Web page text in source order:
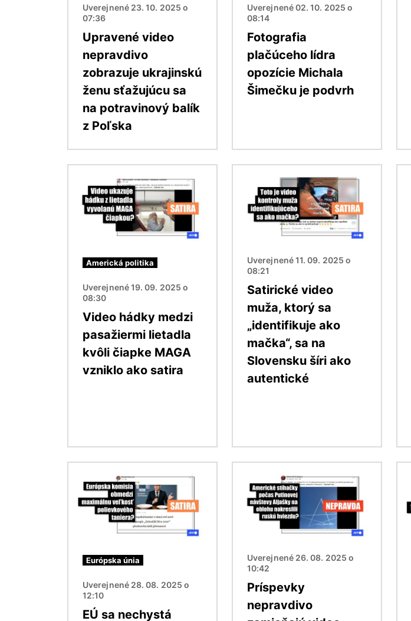
Uverejnené 23. 10. 2025 o
07:36
Upravené video
nepravdivo
zobrazuje ukrajinskú
ženu sťažujúcu sa
na potravinový balík
z Poľska
Uverejnené 02. 10. 2025 o
08:14
Fotografia
plačúceho lídra
opozície Michala
Šimečku je podvrh
Americká politika
Uverejnené 19. 09. 2025 o
08:30
Video hádky medzi
pasažiermi lietadla
kvôli čiapke MAGA
vzniklo ako satira
Uverejnené 11. 09. 2025 o
08:21
Satirické video
muža, ktorý sa
„identifikuje ako
mačka“, sa na
Slovensku šíri ako
autentické
Európska únia
Uverejnené 28. 08. 2025 o
12:10
EÚ sa nechystá
Uverejnené 26. 08. 2025 o
10:42
Príspevky
nepravdivo